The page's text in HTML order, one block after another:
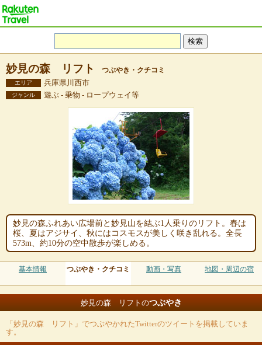
妙見の森 リフト つぶやき・クチコミ
エリア 兵庫県川西市
ジャンル 遊ぶ - 乗物 - ロープウェイ等
妙見の森ふれあい広場前と妙見山を結ぶ1人乗りのリフト。春は
桜、夏はアジサイ、秋にはコスモスが美しく咲き乱れる。全長
573m、約10分の空中散歩が楽しめる。
基本情報 つぶやき・クチコミ 動画・写真 地図・周辺の宿
妙見の森 リフトのつぶやき
「妙見の森 リフト」でつぶやかれたTwitterのツイートを掲載していま
す。